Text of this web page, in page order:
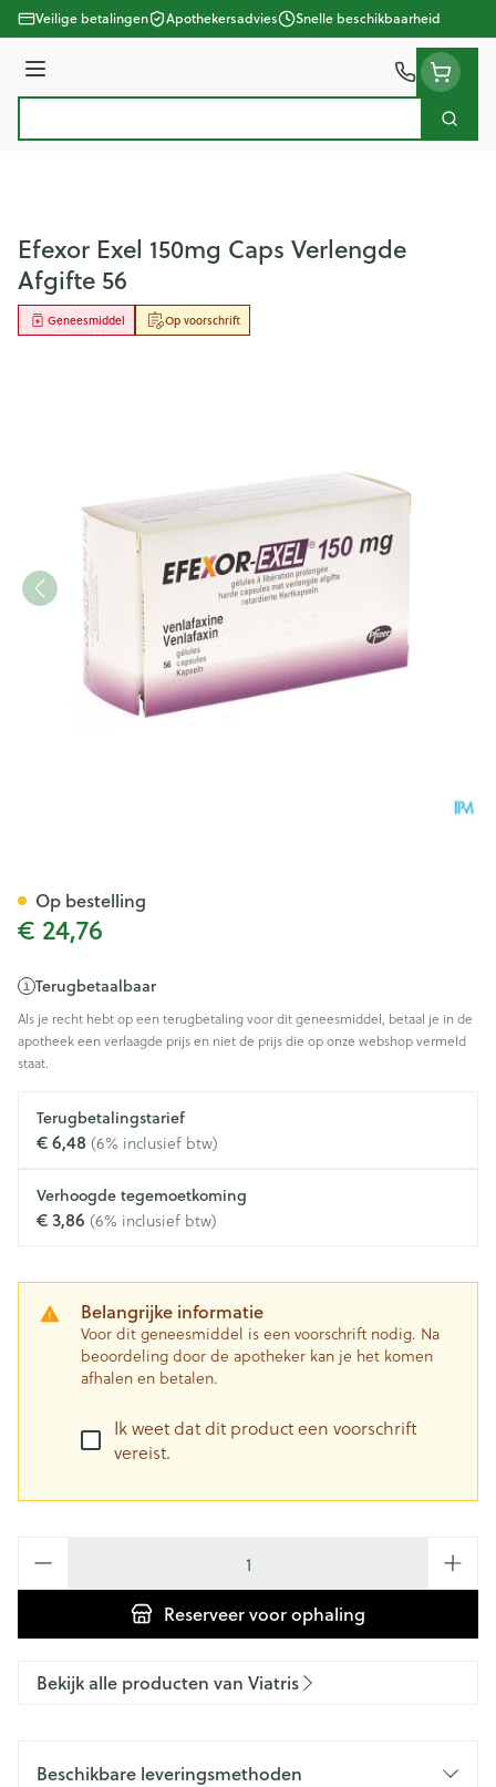
Ga naar de inhoud
Veilige betalingen Apothekersadvies Snelle beschikbaarheid
Menu
Zoek
Efexor Exel 150mg Caps Verlengde
Afgifte 56
Op voorschrift
Geneesmiddel
€ 24,76
Terugbetaalbaar
Als je recht hebt op een terugbetaling voor dit geneesmiddel, betaal je in de
apotheek een verlaagde prijs en niet de prijs die op onze webshop vermeld
staat.
Terugbetalingstarief
€ 6,48 (6% inclusief btw)
Verhoogde tegemoetkoming
€ 3,86 (6% inclusief btw)
Belangrijke informatie
Voor dit geneesmiddel is een voorschrift nodig. Na
beoordeling door de apotheker kan je het komen
afhalen en betalen.
Ik weet dat dit product een voorschrift
vereist.
Reserveervoor ophaling
Op bestelling
Bekijk alle producten van Viatris
Beschikbare leveringsmethoden